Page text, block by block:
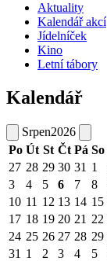
Aktuality
Kalendář akcí
Jídelníček
Kino
Letní tábory
Kalendář
Srpen2026
Po Út St Čt Pá So
27 28 29 30 31 1
3
4 5 6 7 8
10 11 12 13 14 15
17 18 19 20 21 22
24 25 26 27 28 29
31 1 2 3 4 5